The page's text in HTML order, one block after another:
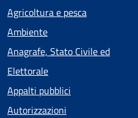
Agricoltura e pesca
Ambiente
Anagrafe, Stato Civile ed
Elettorale
Appalti pubblici
Autorizzazioni